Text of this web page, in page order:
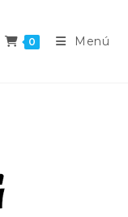
0 Menú